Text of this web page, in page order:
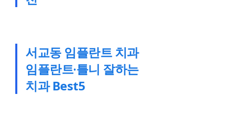
서교동 임플란트 치과
임플란트·틀니 잘하는
치과 Best5